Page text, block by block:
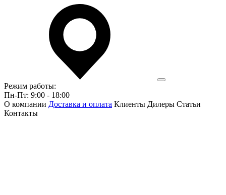
Режим работы:
Пн-Пт: 9:00 - 18:00
О компании Доставка и оплата Клиенты Дилеры Статьи
Контакты